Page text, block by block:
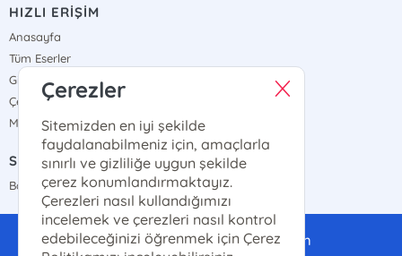
HIZLI ERİŞİM
Anasayfa
Tüm Eserler
Gizlilik Sözleşmesi
Çerez Politikası
Mesafeli Satış Sözleşmesi
SATIŞ NOKTALARIMIZ
Bayi Haritamız
gurabayayinlari@gmail.com
Çerezler
Sitemizden en iyi şekilde
faydalanabilmeniz için, amaçlarla
sınırlı ve gizliliğe uygun şekilde
çerez konumlandırmaktayız.
Çerezleri nasıl kullandığımızı
incelemek ve çerezleri nasıl kontrol
edebileceğinizi öğrenmek için Çerez